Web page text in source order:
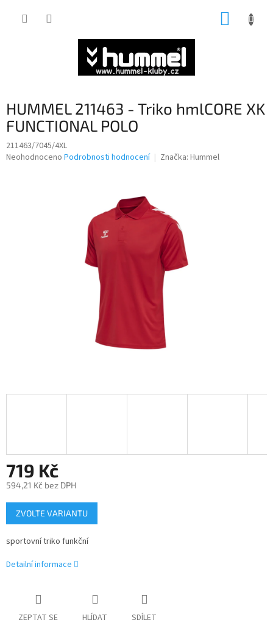
HUMMEL 211463 - Triko hmlCORE XK
FUNCTIONAL POLO
211463/7045/4XL
Průměrné
Neohodnoceno Podrobnosti hodnocení Značka: Hummel
719 Kč
594,21 Kč bez DPH
Měrná
cena:
ZVOLTE VARIANTU
sportovní triko funkční
Detailní informace
ZEPTAT SE HLÍDAT SDÍLET